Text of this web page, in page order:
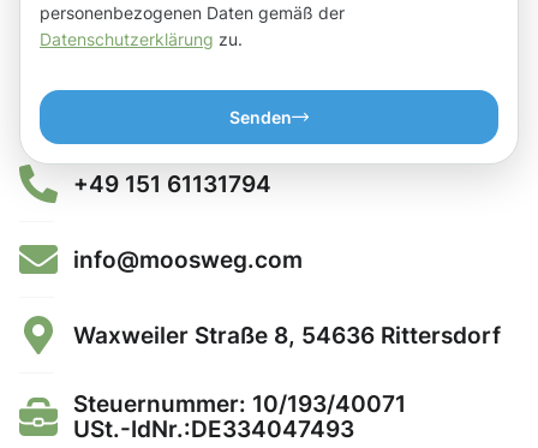
personenbezogenen Daten gemäß der
Datenschutzerklärung zu.
Senden
+49 151 61131794
info@moosweg.com
Waxweiler Straße 8, 54636 Rittersdorf
Steuernummer: 10/193/40071
USt.-IdNr.:DE334047493